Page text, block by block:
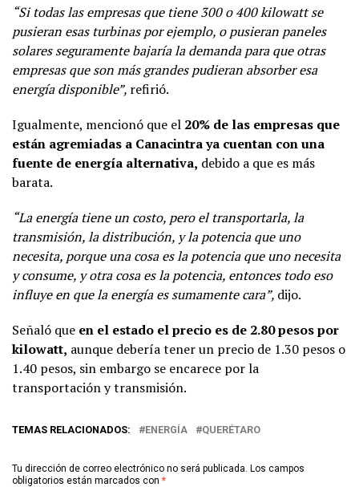
“Si todas las empresas que tiene 300 o 400 kilowatt se
pusieran esas turbinas por ejemplo, o pusieran paneles
solares seguramente bajaría la demanda para que otras
empresas que son más grandes pudieran absorber esa
energía disponible”, refirió.
Igualmente, mencionó que el 20% de las empresas que
están agremiadas a Canacintra ya cuentan con una
fuente de energía alternativa, debido a que es más
barata.
“La energía tiene un costo, pero el transportarla, la
transmisión, la distribución, y la potencia que uno
necesita, porque una cosa es la potencia que uno necesita
y consume, y otra cosa es la potencia, entonces todo eso
influye en que la energía es sumamente cara”, dijo.
Señaló que en el estado el precio es de 2.80 pesos por
kilowatt, aunque debería tener un precio de 1.30 pesos o
1.40 pesos, sin embargo se encarece por la
transportación y transmisión.
TEMAS RELACIONADOS: ENERGÍA QUERÉTARO
Tu dirección de correo electrónico no será publicada. Los campos
obligatorios están marcados con *